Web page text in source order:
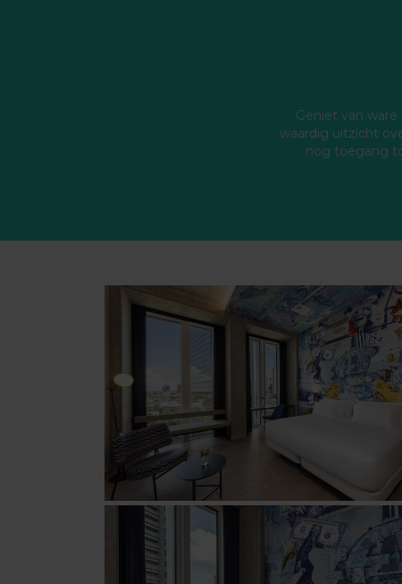
Geniet van
waardig uitzicht
nog toegang